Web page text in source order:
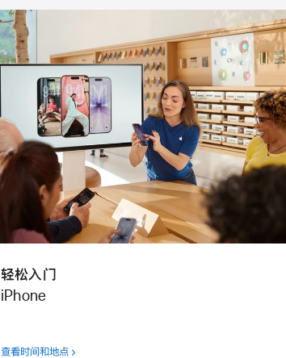
轻松入门
iPhone
查看时间和地点